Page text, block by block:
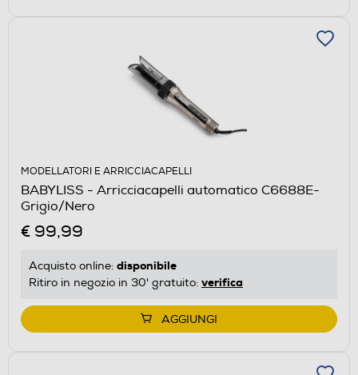
MODELLATORI E ARRICCIACAPELLI
BABYLISS - Arricciacapelli automatico C6688E-
Grigio/Nero
€ 99,99
Acquisto online: disponibile
Ritiro in negozio in 30' gratuito: verifica
AGGIUNGI